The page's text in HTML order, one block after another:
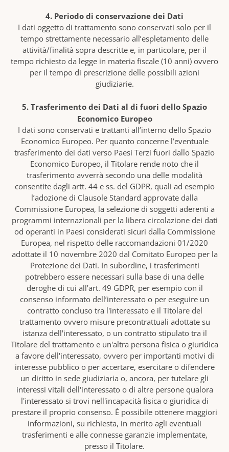
4. Periodo di conservazione dei Dati
I dati oggetto di trattamento sono conservati solo per il
tempo strettamente necessario all’espletamento delle
attività/finalità sopra descritte e, in particolare, per il
tempo richiesto da legge in materia fiscale (10 anni) ovvero
per il tempo di prescrizione delle possibili azioni
giudiziarie.
5. Trasferimento dei Dati al di fuori dello Spazio
Economico Europeo
I dati sono conservati e trattanti all’interno dello Spazio
Economico Europeo. Per quanto concerne l’eventuale
trasferimento dei dati verso Paesi Terzi fuori dallo Spazio
Economico Europeo, il Titolare rende noto che il
trasferimento avverrà secondo una delle modalità
consentite dagli artt. 44 e ss. del GDPR, quali ad esempio
l’adozione di Clausole Standard approvate dalla
Commissione Europea, la selezione di soggetti aderenti a
programmi internazionali per la libera circolazione dei dati
od operanti in Paesi considerati sicuri dalla Commissione
Europea, nel rispetto delle raccomandazioni 01/2020
adottate il 10 novembre 2020 dal Comitato Europeo per la
Protezione dei Dati. In subordine, i trasferimenti
potrebbero essere necessari sulla base di una delle
deroghe di cui all’art. 49 GDPR, per esempio con il
consenso informato dell’interessato o per eseguire un
contratto concluso tra l'interessato e il Titolare del
trattamento ovvero misure precontrattuali adottate su
istanza dell'interessato, o un contratto stipulato tra il
Titolare del trattamento e un'altra persona fisica o giuridica
a favore dell'interessato, ovvero per importanti motivi di
interesse pubblico o per accertare, esercitare o difendere
un diritto in sede giudiziaria o, ancora, per tutelare gli
interessi vitali dell'interessato o di altre persone qualora
l'interessato si trovi nell'incapacità fisica o giuridica di
prestare il proprio consenso. È possibile ottenere maggiori
informazioni, su richiesta, in merito agli eventuali
trasferimenti e alle connesse garanzie implementate,
presso il Titolare.